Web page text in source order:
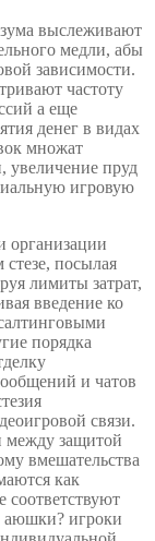
выслеживают
медли, абы
зависимости.
частоту
а еще
денег в видах
множат
увеличение пруд
игровую
организации
посылая
лимиты затрат,
введение ко
порядка
и чатов
связи.
между защитой
вмешательства
как
соответствуют
аюшки? игроки